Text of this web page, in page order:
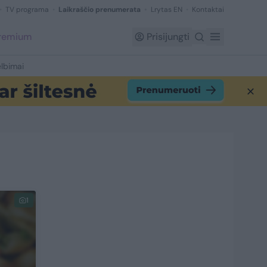
TV programa Laikraščio prenumerata Lrytas EN Kontaktai
Prisijungti
1